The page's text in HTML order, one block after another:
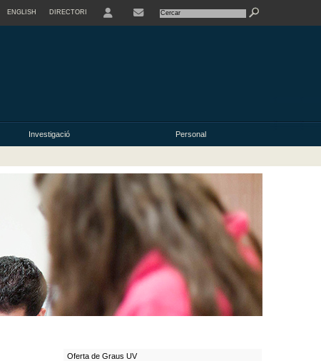
ENGLISH DIRECTORI
Investigació Personal
Oferta de Graus UV